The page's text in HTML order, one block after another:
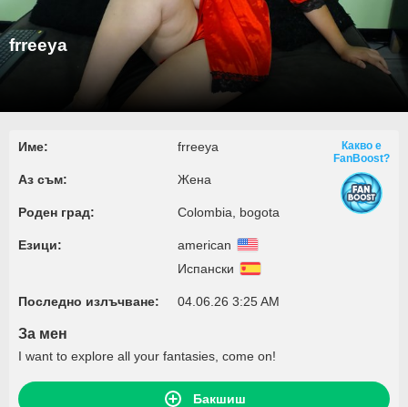
frreeya
Име: frreeya
Аз съм: Жена
Роден град: Colombia, bogota
Езици:
american
Испански
Последно излъчване: 04.06.26 3:25 AM
Какво е
FanBoost?
За мен
I want to explore all your fantasies, come on!
Бакшиш